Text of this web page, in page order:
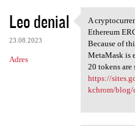
Leo denial
23.08.2023
Adres
A
A
Ethereum
Because of
MetaMask is
20 tokens
https://
kchrom/blog/